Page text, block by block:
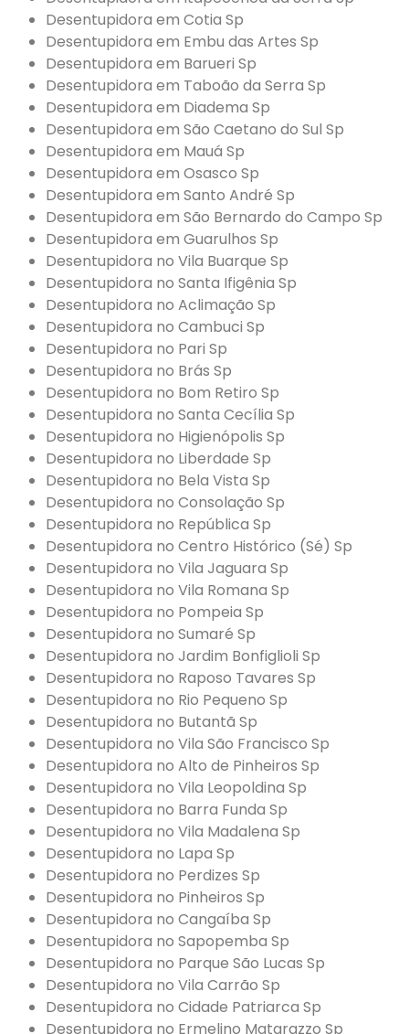
Desentupidora em Cotia Sp
Desentupidora em Embu das Artes Sp
Desentupidora em Barueri Sp
Desentupidora em Taboão da Serra Sp
Desentupidora em Diadema Sp
Desentupidora em São Caetano do Sul Sp
Desentupidora em Mauá Sp
Desentupidora em Osasco Sp
Desentupidora em Santo André Sp
Desentupidora em São Bernardo do Campo Sp
Desentupidora em Guarulhos Sp
Desentupidora no Vila Buarque Sp
Desentupidora no Santa Ifigênia Sp
Desentupidora no Aclimação Sp
Desentupidora no Cambuci Sp
Desentupidora no Pari Sp
Desentupidora no Brás Sp
Desentupidora no Bom Retiro Sp
Desentupidora no Santa Cecília Sp
Desentupidora no Higienópolis Sp
Desentupidora no Liberdade Sp
Desentupidora no Bela Vista Sp
Desentupidora no Consolação Sp
Desentupidora no República Sp
Desentupidora no Centro Histórico (Sé) Sp
Desentupidora no Vila Jaguara Sp
Desentupidora no Vila Romana Sp
Desentupidora no Pompeia Sp
Desentupidora no Sumaré Sp
Desentupidora no Jardim Bonfiglioli Sp
Desentupidora no Raposo Tavares Sp
Desentupidora no Rio Pequeno Sp
Desentupidora no Butantã Sp
Desentupidora no Vila São Francisco Sp
Desentupidora no Alto de Pinheiros Sp
Desentupidora no Vila Leopoldina Sp
Desentupidora no Barra Funda Sp
Desentupidora no Vila Madalena Sp
Desentupidora no Lapa Sp
Desentupidora no Perdizes Sp
Desentupidora no Pinheiros Sp
Desentupidora no Cangaíba Sp
Desentupidora no Sapopemba Sp
Desentupidora no Parque São Lucas Sp
Desentupidora no Vila Carrão Sp
Desentupidora no Cidade Patriarca Sp
Desentupidora no Ermelino Matarazzo Sp